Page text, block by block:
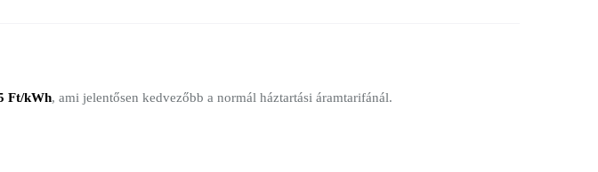
Ft/kWh, ami jelentősen kedvezőbb a normál háztartási áramtarifánál.